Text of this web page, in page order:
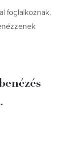
foglalkoznak,